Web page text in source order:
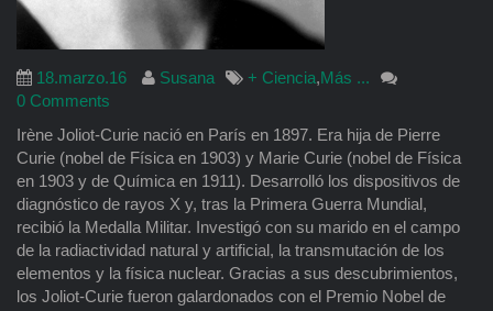
18.marzo.16 Susana + Ciencia,Más ...
0 Comments
Irène Joliot-Curie nació en París en 1897. Era hija de Pierre
Curie (nobel de Física en 1903) y Marie Curie (nobel de Física
en 1903 y de Química en 1911). Desarrolló los dispositivos de
diagnóstico de rayos X y, tras la Primera Guerra Mundial,
recibió la Medalla Militar. Investigó con su marido en el campo
de la radiactividad natural y artificial, la transmutación de los
elementos y la física nuclear. Gracias a sus descubrimientos,
los Joliot-Curie fueron galardonados con el Premio Nobel de